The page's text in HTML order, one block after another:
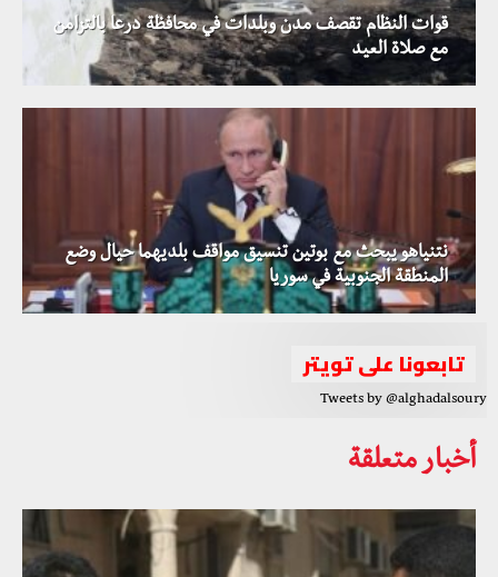
قوات النظام تقصف مدن وبلدات في محافظة درعا بالتزامن
مع صلاة العيد
نتنياهو يبحث مع بوتين تنسيق مواقف بلديهما حيال وضع
المنطقة الجنوبية في سوريا
تابعونا على تويتر
Tweets by @alghadalsoury
أخبار متعلقة